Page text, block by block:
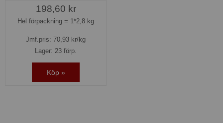
198,60 kr
Hel förpackning = 1*2,8 kg
Jmf.pris: 70,93 kr/kg
Lager: 23 förp.
Köp »